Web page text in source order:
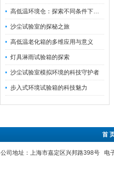
高低温环境仓：探索不同条件下的科学奥秘
沙尘试验室的探秘之旅
高低温老化箱的多维应用与意义
灯具淋雨试验箱的探索
沙尘试验室模拟环境的科技守护者
步入式环境试验箱的科技魅力
首
公司地址：上海市嘉定区兴邦路398号